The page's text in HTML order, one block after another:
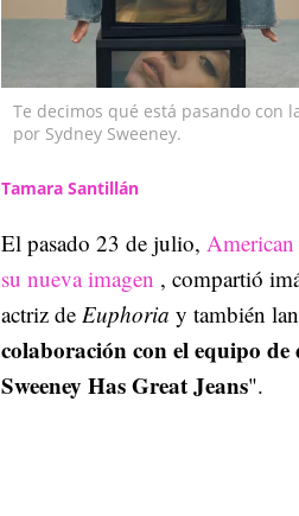
Te decimos qué está pasando con
por Sydney Sweeney.
Tamara Santillán
El pasado 23 de julio, American
su nueva imagen , compartió
actriz de Euphoria y también
colaboración con el equipo de
Sweeney Has Great Jeans".